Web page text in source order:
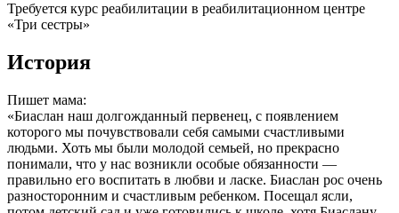
Требуется курс реабилитации в реабилитационном центре
«Три сестры»
История
Пишет мама:
«Биаслан наш долгожданный первенец, с появлением
которого мы почувствовали себя самыми счастливыми
людьми. Хоть мы были молодой семьей, но прекрасно
понимали, что у нас возникли особые обязанности —
правильно его воспитать в любви и ласке. Биаслан рос очень
разносторонним и счастливым ребенком. Посещал ясли,